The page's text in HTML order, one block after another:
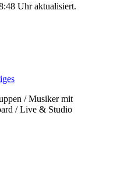
Uhr aktualisiert.
/ Musiker mit
/ Live & Studio